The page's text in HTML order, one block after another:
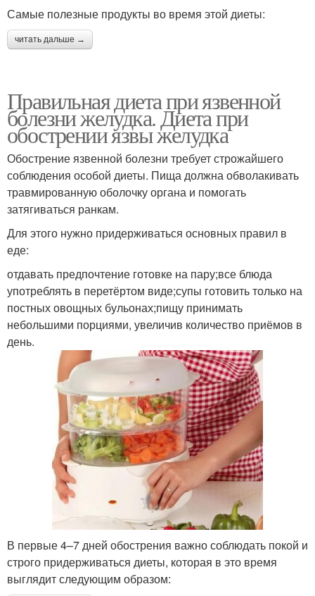
Самые полезные продукты во время этой диеты:
читать дальше →
Правильная диета при язвенной
болезни желудка. Диета при
обострении язвы желудка
Обострение язвенной болезни требует строжайшего
соблюдения особой диеты. Пища должна обволакивать
травмированную оболочку органа и помогать
затягиваться ранкам.
Для этого нужно придерживаться основных правил в
еде:
отдавать предпочтение готовке на пару;все блюда
употреблять в перетёртом виде;супы готовить только на
постных овощных бульонах;пищу принимать
небольшими порциями, увеличив количество приёмов в
день.
В первые 4–7 дней обострения важно соблюдать покой и
строго придерживаться диеты, которая в это время
выглядит следующим образом: